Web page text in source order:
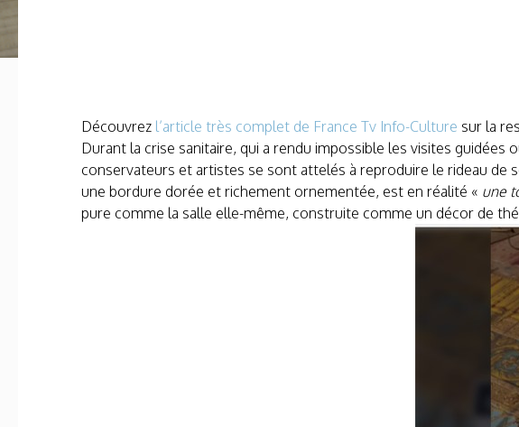
Découvrez l’article très complet de France Tv Info-Culture sur la
Durant la crise sanitaire, qui a rendu impossible les visites guidées
conservateurs et artistes se sont attelés à reproduire le rideau de
une bordure dorée et richement ornementée, est en réalité « une
pure comme la salle elle-même, construite comme un décor de